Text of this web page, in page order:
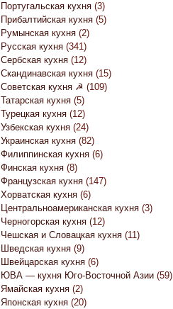
Португальская кухня (3)
Прибалтийская кухня (5)
Румынская кухня (2)
Русская кухня (341)
Сербская кухня (12)
Скандинавская кухня (15)
Советская кухня ☭ (109)
Татарская кухня (5)
Турецкая кухня (12)
Узбекская кухня (24)
Украинская кухня (82)
Филиппинская кухня (6)
Финская кухня (8)
Французская кухня (147)
Хорватская кухня (6)
Центральноамериканская кухня (3)
Черногорская кухня (12)
Чешская и Словацкая кухня (11)
Шведская кухня (9)
Швейцарская кухня (6)
ЮВА — кухня Юго-Восточной Азии (59)
Ямайская кухня (2)
Японская кухня (20)